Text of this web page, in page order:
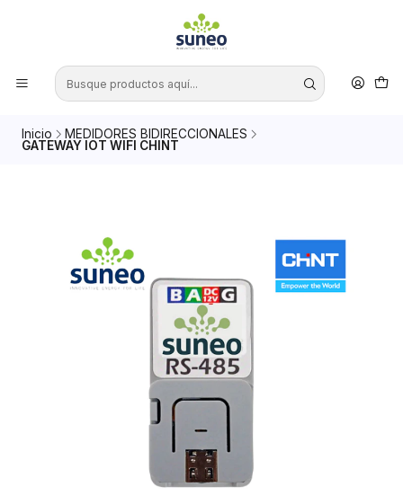
Inicio
MEDIDORES BIDIRECCIONALES
GATEWAY IOT WIFI CHINT